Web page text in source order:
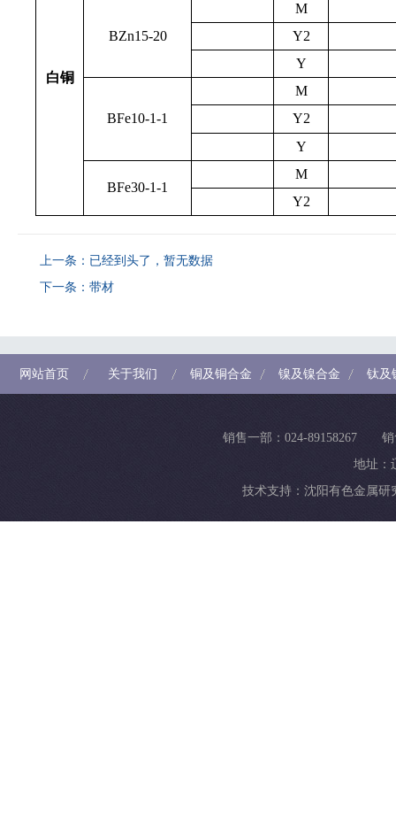
白铜
BZn15-20
M
Y2
Y
BFe10-1-1
M
Y2
Y
BFe30-1-1
M
Y2
上一条：已经到头了，暂无数据
下一条： 带材
网站首页 关于我们 铜及铜合金 镍及镍合金 钛及
销售一部：024-89158267
地址：
技术支持： 沈阳有色金属研